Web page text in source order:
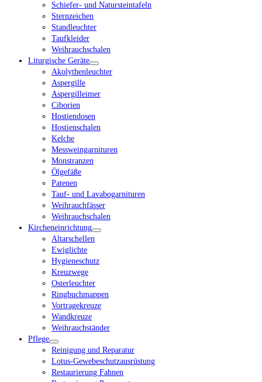
Schiefer- und Natursteintafeln
Sternzeichen
Standleuchter
Taufkleider
Weihrauchschalen
Liturgische Geräte
Akolythenleuchter
Aspergille
Aspergilleimer
Ciborien
Hostiendosen
Hostienschalen
Kelche
Messweingarnituren
Monstranzen
Ölgefäße
Patenen
Tauf- und Lavabogarnituren
Weihrauchfässer
Weihrauchschalen
Kircheneinrichtung
Altarschellen
Ewiglichte
Hygieneschutz
Kreuzwege
Osterleuchter
Ringbuchmappen
Vortragekreuze
Wandkreuze
Weihrauchständer
Pflege
Reinigung und Reparatur
Lotus-Gewebeschutzausrüstung
Restaurierung Fahnen